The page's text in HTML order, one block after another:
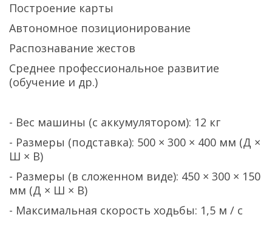
Построение карты
Автономное позиционирование
Распознавание жестов
Среднее профессиональное развитие
(обучение и др.)
- Вес машины (с аккумулятором): 12 кг
- Размеры (подставка): 500 × 300 × 400 мм (Д ×
Ш × В)
- Размеры (в сложенном виде): 450 × 300 × 150
мм (Д × Ш × В)
- Максимальная скорость ходьбы: 1,5 м / с